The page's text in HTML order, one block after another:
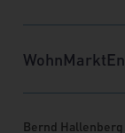
Bernd Hallenberg